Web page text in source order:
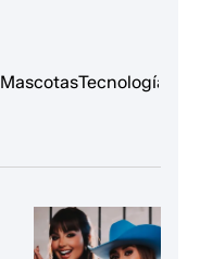
MascotasTecnología